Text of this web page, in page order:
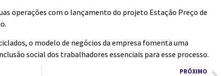
operações com o lançamento do projeto Estação Preço de
o modelo de negócios da empresa fomenta uma
social dos trabalhadores essenciais para esse processo.
PRÓXIMO